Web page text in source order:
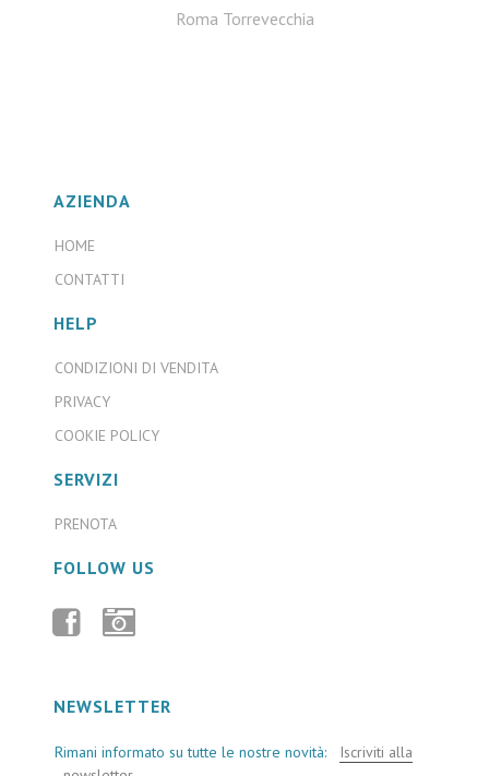
Roma Torrevecchia
AZIENDA
HOME
CONTATTI
HELP
CONDIZIONI DI VENDITA
PRIVACY
COOKIE POLICY
SERVIZI
PRENOTA
FOLLOW US
FACEBOOK
NEWSLETTER
Rimani informato su tutte le nostre novità:
Iscriviti alla